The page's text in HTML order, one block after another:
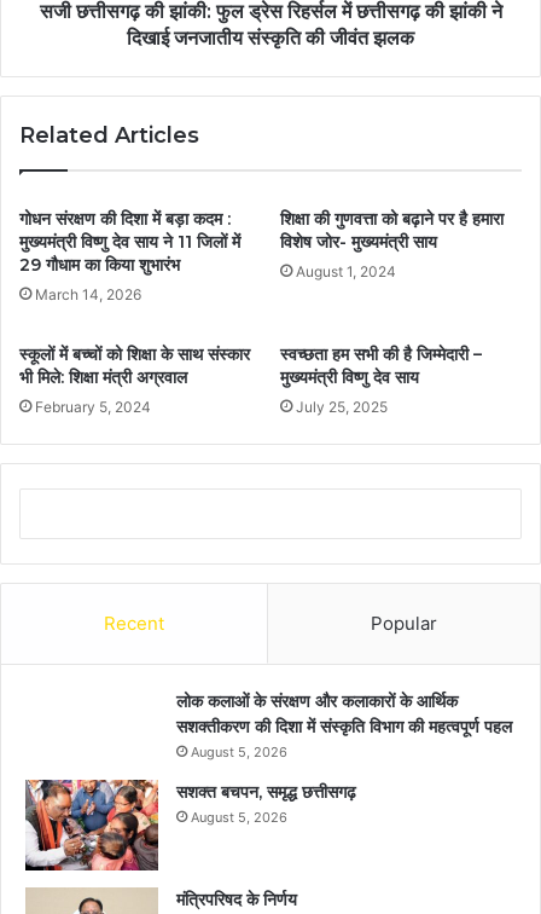
सजी छत्तीसगढ़ की झांकी: फुल ड्रेस रिहर्सल में छत्तीसगढ़ की झांकी ने
दिखाई जनजातीय संस्कृति की जीवंत झलक
Related Articles
गोधन संरक्षण की दिशा में बड़ा कदम :
मुख्यमंत्री विष्णु देव साय ने 11 जिलों में
29 गौधाम का किया शुभारंभ
March 14, 2026
शिक्षा की गुणवत्ता को बढ़ाने पर है हमारा
विशेष जोर- मुख्यमंत्री साय
August 1, 2024
स्कूलों में बच्चों को शिक्षा के साथ संस्कार
भी मिले: शिक्षा मंत्री अग्रवाल
February 5, 2024
स्वच्छता हम सभी की है जिम्मेदारी –
मुख्यमंत्री विष्णु देव साय
July 25, 2025
Recent Popular
लोक कलाओं के संरक्षण और कलाकारों के आर्थिक
सशक्तीकरण की दिशा में संस्कृति विभाग की महत्वपूर्ण पहल
August 5, 2026
सशक्त बचपन, समृद्ध छत्तीसगढ़
August 5, 2026
मंत्रिपरिषद के निर्णय